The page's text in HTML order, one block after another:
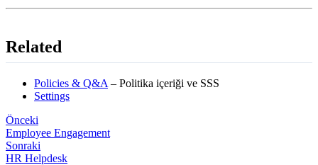
Related
Policies & Q&A – Politika içeriği ve SSS
Settings
Önceki
Employee Engagement
Sonraki
HR Helpdesk